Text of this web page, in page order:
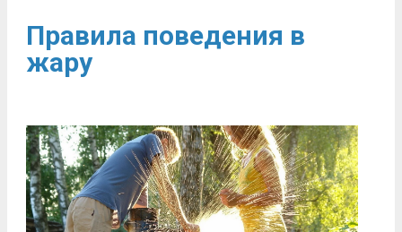
Правила поведения в
жару